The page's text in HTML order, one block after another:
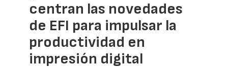
centran las novedades
de EFI para impulsar la
productividad en
impresión digital